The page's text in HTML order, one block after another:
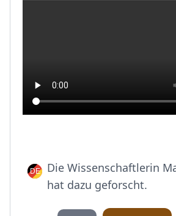
Die Wissenschaftlerin
hat dazu geforscht.